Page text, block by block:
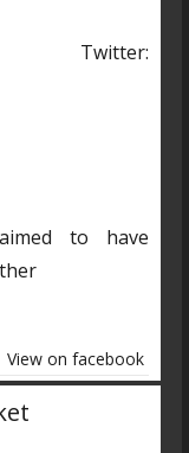
to have
View on facebook